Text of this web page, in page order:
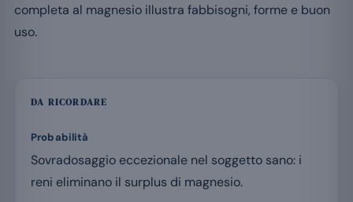
completa al magnesio illustra fabbisogni, forme e buon
uso.
DA RICORDARE
Probabilità
Sovradosaggio eccezionale nel soggetto sano: i
reni eliminano il surplus di magnesio.